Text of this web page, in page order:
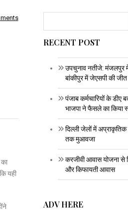
यही
RECENT POST
उपचुनाव नतीजे: मंजलपुर में
बांकीपुर में जेएसपी की जीत
पंजाब कर्मचारियों के डीए
भाजपा ने फैसले का किया
दिल्ली जेलों में
तक मुआवजा
करजीवी आवास योजना से
और किफायती आवास
ADV HERE